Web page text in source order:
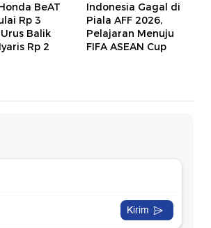
BeAT
Rp 3
Balik
Rp 2
Indonesia Gagal di
Piala AFF 2026,
Pelajaran Menuju
FIFA ASEAN Cup